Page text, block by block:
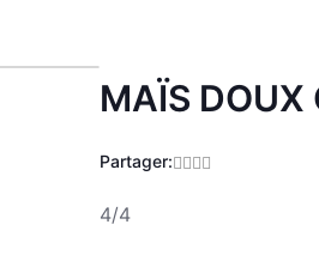
ZoomMAÏS DOUX
Partager:
4/4